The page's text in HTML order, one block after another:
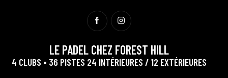
LE PADEL CHEZ FOREST HILL
4 CLUBS • 36 PISTES 24 INTÉRIEURES / 12 EXTÉRIEURES